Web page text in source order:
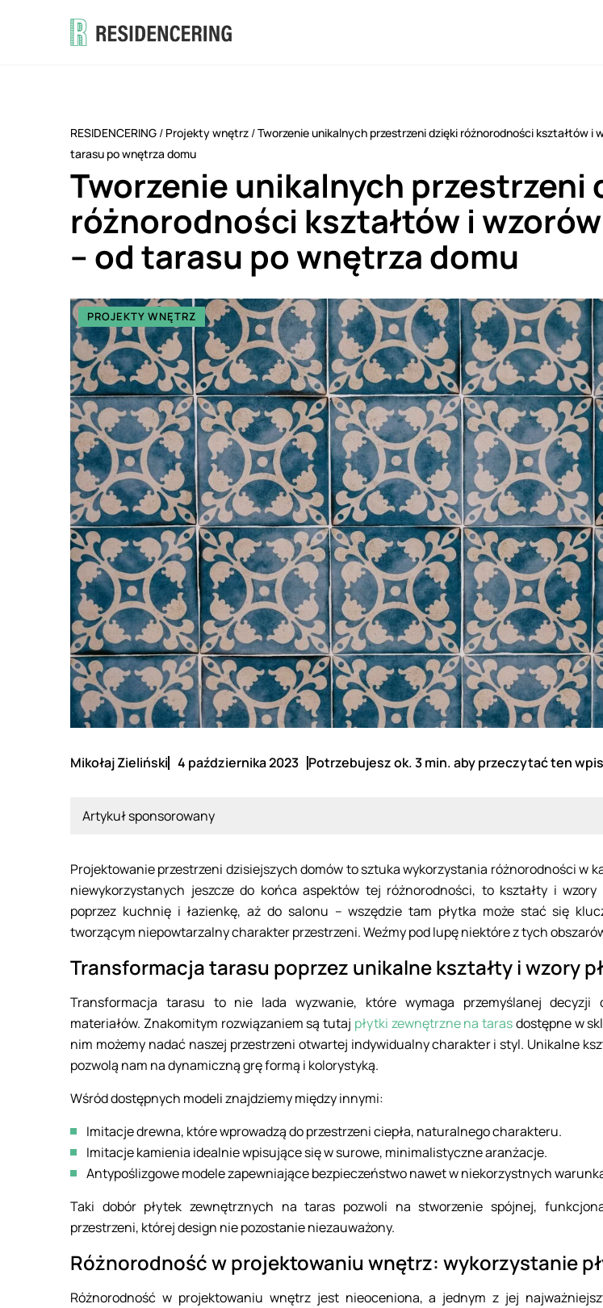
RESIDENCERING / Projekty wnętrz /Tworzenie unikalnych przestrzeni dzięki różnorodności kształtów i
tarasu po wnętrza domu
Tworzenie unikalnych przestrzeni
różnorodności kształtów i
– od tarasu po wnętrza domu
PROJEKTY WNĘTRZ
Mikołaj Zieliński 4 października 2023 Potrzebujesz ok. 3 min. aby przeczytać ten wpis
Artykuł sponsorowany
Projektowanie przestrzeni dzisiejszych domów to sztuka wykorzystania różnorodności w
niewykorzystanych jeszcze do końca aspektów tej różnorodności, to kształty i wzory
poprzez kuchnię i łazienkę, aż do salonu – wszędzie tam płytka może stać się
tworzącym niepowtarzalny charakter przestrzeni. Weźmy pod lupę niektóre z tych
Transformacja tarasu poprzez unikalne kształty i wzory
Transformacja tarasu to nie lada wyzwanie, które wymaga przemyślanej decyzji
materiałów. Znakomitym rozwiązaniem są tutaj płytki zewnętrzne na tarasdostępne w
nim możemy nadać naszej przestrzeni otwartej indywidualny charakter i styl. Unikalne
pozwolą nam na dynamiczną grę formą i kolorystyką.
Wśród dostępnych modeli znajdziemy między innymi:
Imitacje drewna, które wprowadzą do przestrzeni ciepła, naturalnego charakteru.
Imitacje kamienia idealnie wpisujące się w surowe, minimalistyczne aranżacje.
Antypoślizgowe modele zapewniające bezpieczeństwo nawet w niekorzystnych
Taki dobór płytek zewnętrznych na taras pozwoli na stworzenie spójnej,
przestrzeni, której design nie pozostanie niezauważony.
Różnorodność w projektowaniu wnętrz: wykorzystanie
Różnorodność w projektowaniu wnętrz jest nieoceniona, a jednym z jej